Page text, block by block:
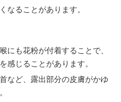
なることがあります。
喉にも花粉が付着することで、
感じることがあります。
など、露出部分の皮膚がかゆ